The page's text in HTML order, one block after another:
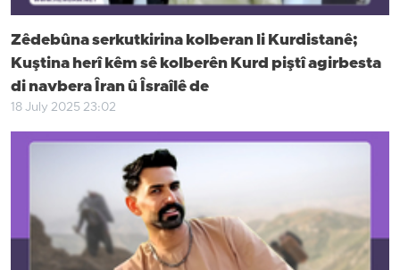
Zêdebûna serkutkirina kolberan li Kurdistanê;
Kuştina herî kêm sê kolberên Kurd piştî agirbesta
di navbera Îran û Îsraîlê de
18 July 2025 23:02